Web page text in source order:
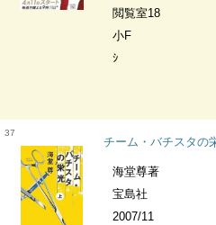
閲覧室18
小F
ｼ
37
チーム・バチスタの栄光 上 宝島
海堂尊著
宝島社
2007/11